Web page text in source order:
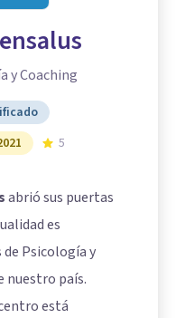
y Coaching
5
abrió sus puertas
es
Psicología y
nuestro país.
está